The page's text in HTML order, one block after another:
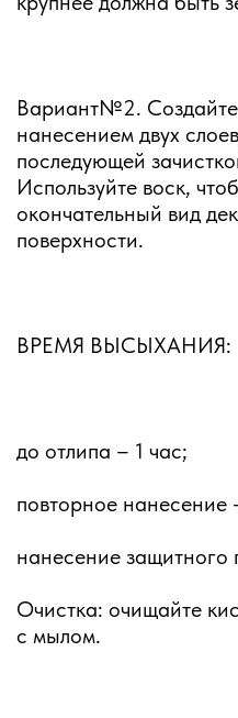
Вариант№2.
нанесением двух
последующей
Используйте воск,
окончательный вид
поверхности.
ВРЕМЯ ВЫСЫХАНИЯ:
до отлипа – 1 час;
повторное нанесение
нанесение защитного
Очистка: очищайте
с мылом.